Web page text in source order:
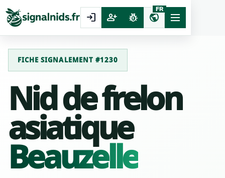
login person_add pest_control public
FR
FICHE SIGNALEMENT #1230
Nid de frelon
asiatique
Beauzelle